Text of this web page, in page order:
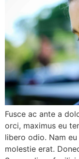
Fusce ac ante a
orci, maximus eu
libero odio. Nam
molestie erat.